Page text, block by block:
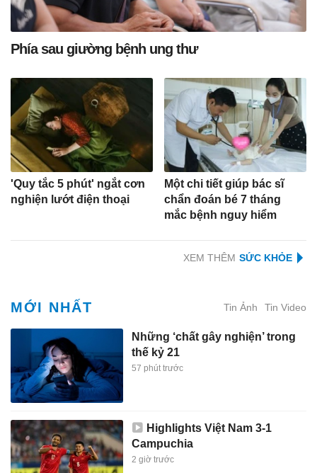
Phía sau giường bệnh ung thư
'Quy tắc 5 phút' ngắt cơn
nghiện lướt điện thoại
Một chi tiết giúp bác sĩ
chẩn đoán bé 7 tháng
mắc bệnh nguy hiểm
XEM THÊM
MỚI NHẤT Tin Ảnh Tin Video
Những ‘chất gây nghiện’ trong
thế kỷ 21
57 phút trước
Highlights Việt Nam 3-1
Campuchia
2 giờ trước